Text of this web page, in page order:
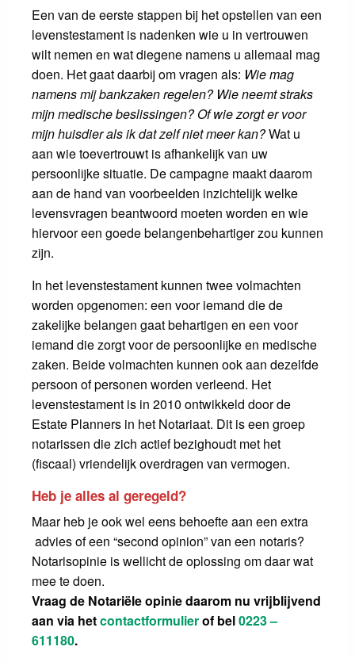
Een van de eerste stappen bij het opstellen van een
levenstestament is nadenken wie u in vertrouwen
wilt nemen en wat diegene namens u allemaal mag
doen. Het gaat daarbij om vragen als: Wie mag
namens mij bankzaken regelen? Wie neemt straks
mijn medische beslissingen? Of wie zorgt er voor
mijn huisdier als ik dat zelf niet meer kan?Wat u
aan wie toevertrouwt is afhankelijk van uw
persoonlijke situatie. De campagne maakt daarom
aan de hand van voorbeelden inzichtelijk welke
levensvragen beantwoord moeten worden en wie
hiervoor een goede belangenbehartiger zou kunnen
zijn.
In het levenstestament kunnen twee volmachten
worden opgenomen: een voor iemand die de
zakelijke belangen gaat behartigen en een voor
iemand die zorgt voor de persoonlijke en medische
zaken. Beide volmachten kunnen ook aan dezelfde
persoon of personen worden verleend. Het
levenstestament is in 2010 ontwikkeld door de
Estate Planners in het Notariaat. Dit is een groep
notarissen die zich actief bezighoudt met het
(fiscaal) vriendelijk overdragen van vermogen.
Heb je alles al geregeld?
Maar heb je ook wel eens behoefte aan een extra
advies of een “second opinion” van een notaris?
Notarisopinie is wellicht de oplossing om daar wat
mee te doen.
Vraag de Notariële opinie daarom nu vrijblijvend
aan via hetcontactformulierof bel0223 –
611180.